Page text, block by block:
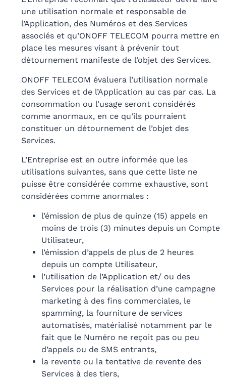
une utilisation normale et responsable de
l’Application, des Numéros et des Services
associés et qu’ONOFF TELECOM pourra mettre en
place les mesures visant à prévenir tout
détournement manifeste de l’objet des Services.
ONOFF TELECOM évaluera l’utilisation normale
des Services et de l’Application au cas par cas. La
consommation ou l’usage seront considérés
comme anormaux, en ce qu’ils pourraient
constituer un détournement de l’objet des
Services.
L’Entreprise est en outre informée que les
utilisations suivantes, sans que cette liste ne
puisse être considérée comme exhaustive, sont
considérées comme anormales :
l’émission de plus de quinze (15) appels en
moins de trois (3) minutes depuis un Compte
Utilisateur,
l’émission d’appels de plus de 2 heures
depuis un compte Utilisateur,
l’utilisation de l’Application et/ ou des
Services pour la réalisation d’une campagne
marketing à des fins commerciales, le
spamming, la fourniture de services
automatisés, matérialisé notamment par le
fait que le Numéro ne reçoit pas ou peu
d’appels ou de SMS entrants,
la revente ou la tentative de revente des
Services à des tiers,